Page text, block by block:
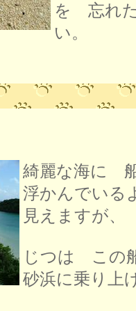
を 忘れ
い。
綺麗な海に
浮かんでいる
見えますが、
じつは この
砂浜に乗り上